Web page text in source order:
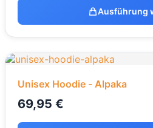
Ausführung
Unisex Hoodie - Alpaka
69,95 €